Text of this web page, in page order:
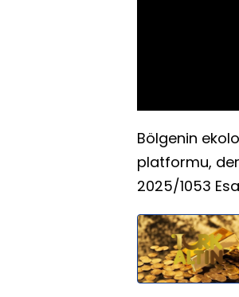
Bölgenin
platformu,
2025/1053